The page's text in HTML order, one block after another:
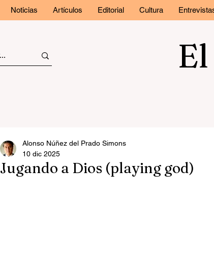
Noticias Artículos Editorial Cultura
Jugando a Dios (playing god)
Alonso Núñez del Prado Simons
10 dic 2025